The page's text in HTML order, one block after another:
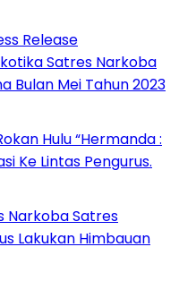
Release
Satres Narkoba
Bulan Mei Tahun 2023
Hulu “Hermanda :
Ke Lintas Pengurus.
Narkoba Satres
Lakukan Himbauan